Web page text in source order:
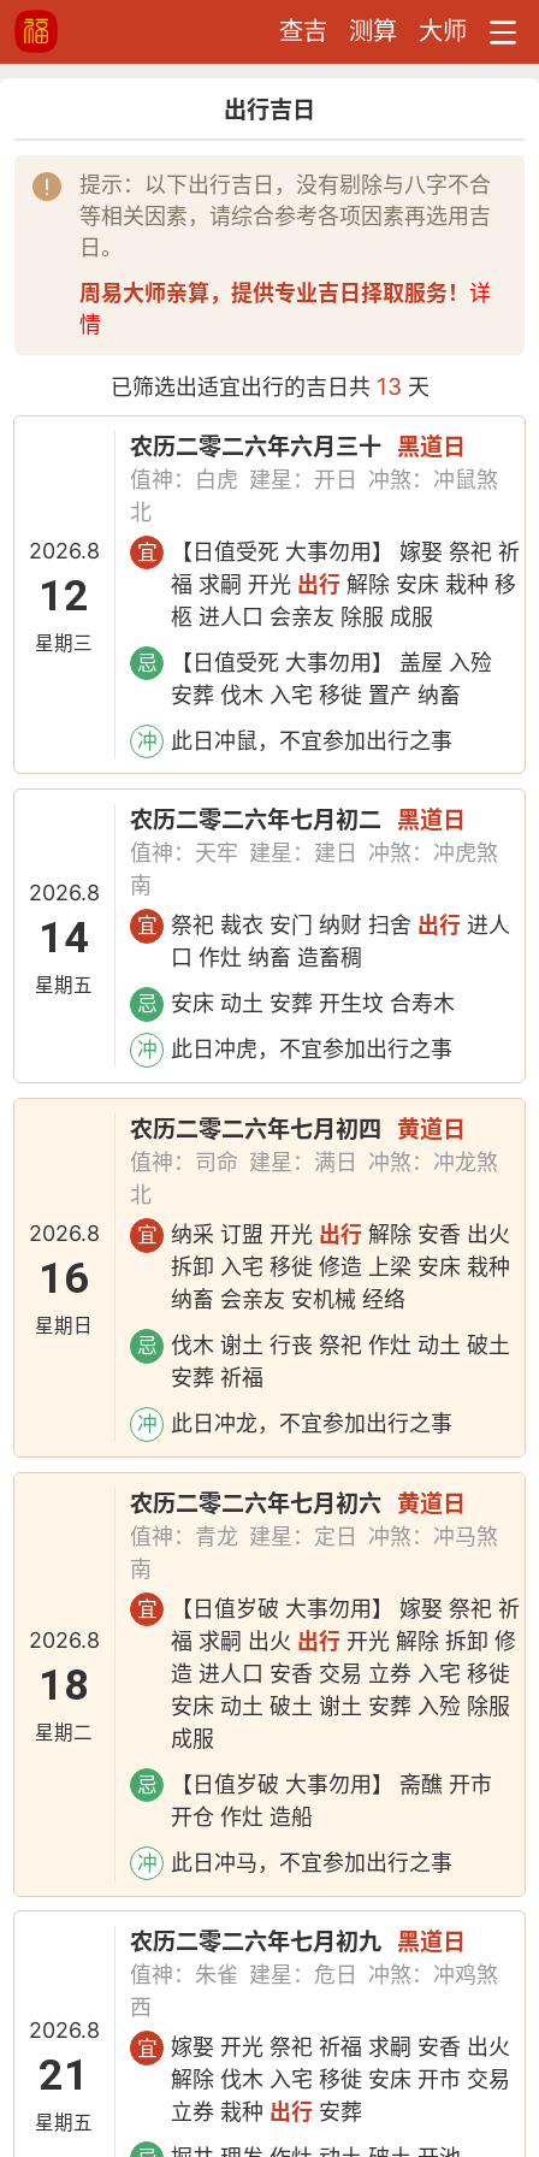
查吉 测算 大师
出行吉日
提示：以下出行吉日，没有剔除与八字不合
等相关因素，请综合参考各项因素再选用吉
日。
周易大师亲算，提供专业吉日择取服务！ 详
情
已筛选出适宜出行的吉日共13 天
2026.8
12
星期三
农历二零二六年六月三十 黑道日
值神：白虎 建星：开日
冲煞：冲鼠煞
北
宜
【日值受死 大事勿用】 嫁娶 祭祀 祈
福 求嗣 开光 出行 解除 安床 栽种 移
柩 进人口 会亲友 除服 成服
忌
【日值受死 大事勿用】 盖屋 入殓
安葬 伐木 入宅 移徙 置产 纳畜
冲 此日冲鼠，不宜参加出行之事
2026.8
14
星期五
农历二零二六年七月初二 黑道日
值神：天牢 建星：建日
冲煞：冲虎煞
南
宜 祭祀 裁衣 安门 纳财 扫舍 出行 进人
口 作灶 纳畜 造畜稠
忌 安床 动土 安葬 开生坟 合寿木
冲 此日冲虎，不宜参加出行之事
2026.8
16
星期日
农历二零二六年七月初四 黄道日
值神：司命 建星：满日
冲煞：冲龙煞
北
宜 纳采 订盟 开光 出行 解除 安香 出火
拆卸 入宅 移徙 修造 上梁 安床 栽种
纳畜 会亲友 安机械 经络
忌
伐木 谢土 行丧 祭祀 作灶 动土 破土
安葬 祈福
冲 此日冲龙，不宜参加出行之事
2026.8
18
星期二
农历二零二六年七月初六 黄道日
值神：青龙 建星：定日
冲煞：冲马煞
南
宜
【日值岁破 大事勿用】 嫁娶 祭祀 祈
福 求嗣 出火 出行 开光 解除 拆卸 修
造 进人口 安香 交易 立券 入宅 移徙
安床 动土 破土 谢土 安葬 入殓 除服
成服
忌
【日值岁破 大事勿用】 斋醮 开市
开仓 作灶 造船
冲 此日冲马，不宜参加出行之事
2026.8
21
星期五
农历二零二六年七月初九 黑道日
值神：朱雀 建星：危日
冲煞：冲鸡煞
西
宜
嫁娶 开光 祭祀 祈福 求嗣 安香 出火
解除 伐木 入宅 移徙 安床 开市 交易
立券 栽种 出行 安葬